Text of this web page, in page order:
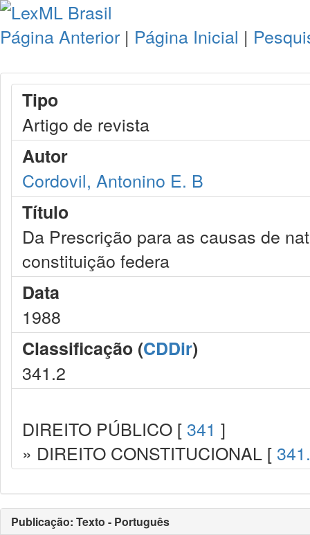
Página Anterior | Página Inicial |
Tipo
Artigo de revista
Autor
Cordovil, Antonino E. B
Título
Da Prescrição para as causas de
constituição federa
Data
1988
Classificação (CDDir)
341.2
DIREITO PÚBLICO [ 341 ]
» DIREITO CONSTITUCIONAL [
Publicação: Texto - Português